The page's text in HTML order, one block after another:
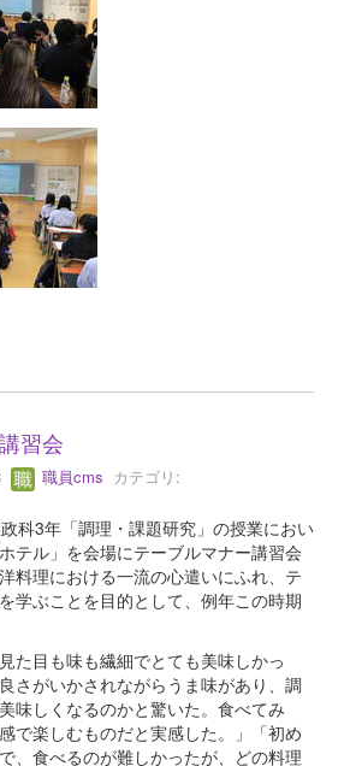
習会
職員cms カテゴリ:
科3年「調理・課題研究」の授業におい
テル」を会場にテーブルマナー講習会
料理における一流の心遣いにふれ、テ
学ぶことを目的として、例年この時期
た目も味も繊細でとても美味しかっ
さがいかされながらうま味があり、調
味しくなるのかと驚いた。食べてみ
で楽しむものだと実感した。」「初め
、食べるのが難しかったが、どの料理